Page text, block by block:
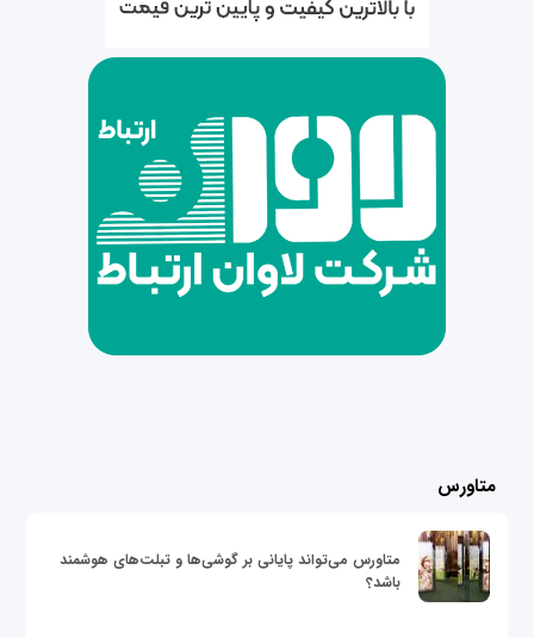
متاورس
متاورس می‌تواند پایانی بر گوشی‌ها و تبلت‌های هوشمند
باشد؟